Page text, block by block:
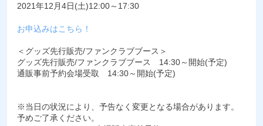
2021年12月4日(土)12:00～17:30
お申込みはこちら！
＜グッズ先行販売/ファンクラブブース＞
グッズ先行販売/ファンクラブブース 14:30～開始(予定)
通販事前予約会場受取 14:30～開始(予定)
※当日の状況により、予告なく変更となる場合があります。
予めご了承ください。